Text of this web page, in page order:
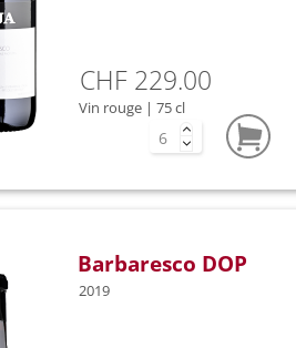
CHF 229.00
Vin rouge | 75 cl
Barbaresco DOP
2019